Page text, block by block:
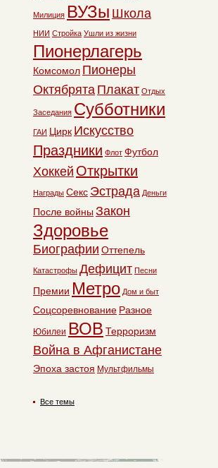
Милиция ВУЗы Школа
НИИ Стройка Ушли из жизни
Пионерлагерь
Комсомол Пионеры
Октябрята Плакат Отдых
Заседания Субботники
ГАИ Цирк Искусство
Праздники Флот Футбол
Хоккей Открытки
Награды Секс Эстрада Деньги
После войны Закон
Здоровье
Биографии Оттепель
Катастрофы Дефицит Песни
Премии Метро Дом и быт
Соцсоревнование Разное
Юбилеи ВОВ Терроризм
Война в Афганистане
Эпоха застоя Мультфильмы
Все темы